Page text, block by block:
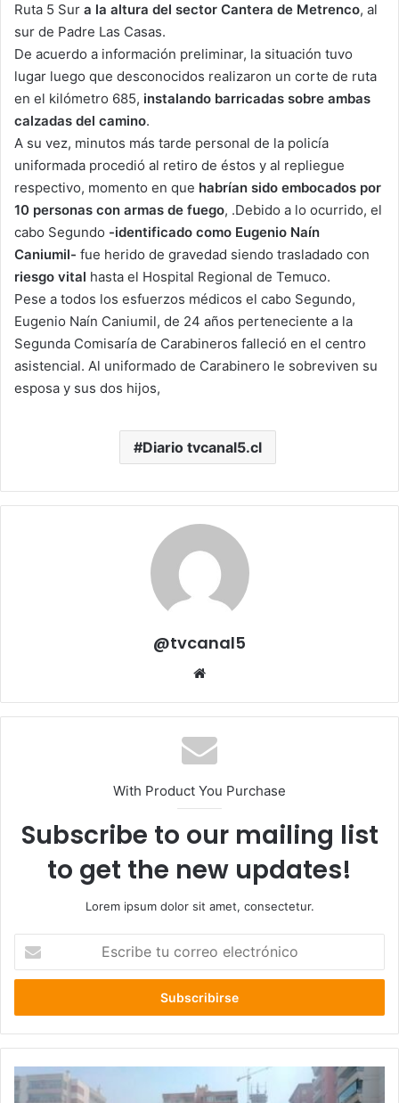
Ruta 5 Sur a la altura del sector Cantera de Metrenco, al
sur de Padre Las Casas.
De acuerdo a información preliminar, la situación tuvo
lugar luego que desconocidos realizaron un corte de ruta
en el kilómetro 685, instalando barricadas sobre ambas
calzadas del camino.
A su vez, minutos más tarde personal de la policía
uniformada procedió al retiro de éstos y al repliegue
respectivo, momento en que habrían sido embocados por
10 personas con armas de fuego, .Debido a lo ocurrido, el
cabo Segundo -identificado como Eugenio Naín
Caniumil- fue herido de gravedad siendo trasladado con
riesgo vital hasta el Hospital Regional de Temuco.
Pese a todos los esfuerzos médicos el cabo Segundo,
Eugenio Naín Caniumil, de 24 años perteneciente a la
Segunda Comisaría de Carabineros falleció en el centro
asistencial. Al uniformado de Carabinero le sobreviven su
esposa y sus dos hijos,
Diario tvcanal5.cl
@tvcanal5
With Product You Purchase
Subscribe to our mailing list
to get the new updates!
Lorem ipsum dolor sit amet, consectetur.
correo
PRIMERAS
IMÁGENES: